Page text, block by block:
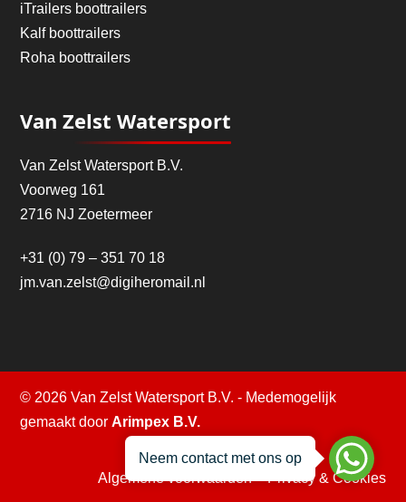
iTrailers boottrailers
Kalf boottrailers
Roha boottrailers
Van Zelst Watersport
Van Zelst Watersport B.V.
Voorweg 161
2716 NJ Zoetermeer
+31 (0) 79 – 351 70 18
jm.van.zelst@digiheromail.nl
© 2026 Van Zelst Watersport B.V. - Medemogelijk
gemaakt doorArimpex B.V.
Algemene voorwaarden–Privacy & Cookies
Neem contact met ons op